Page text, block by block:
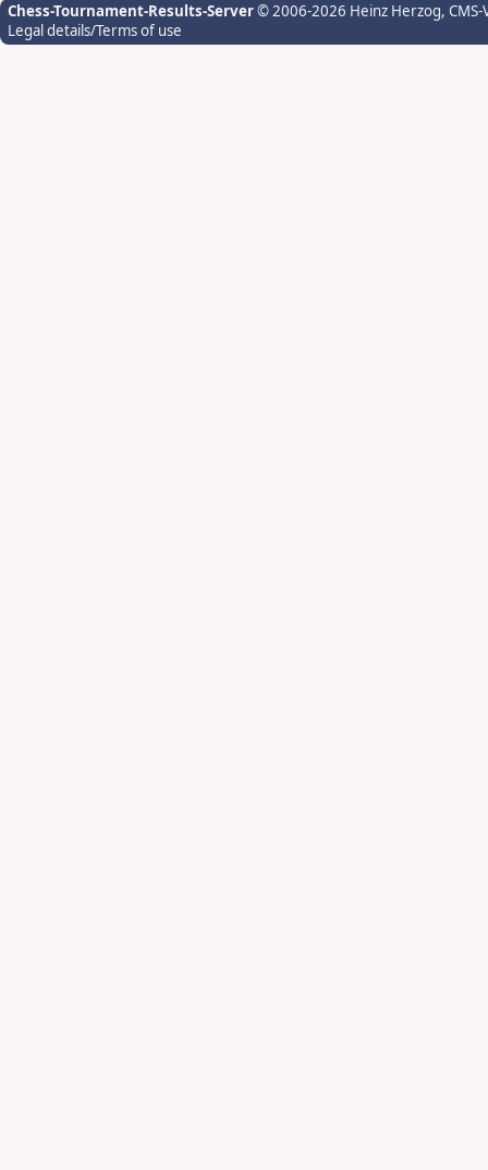
Chess-Tournament-Results-Server© 2006-2026 Heinz Herzog,
Legal details/Terms of use